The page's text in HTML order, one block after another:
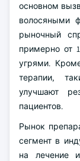
основном
волосяными
рыночный
примерно от
угрями.
терапии,
улучшают
пациентов.
Рынок
сегмент в
на лечение